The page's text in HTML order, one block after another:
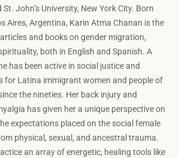
John’s University, New York City. Born
Aires, Argentina, Karin Atma Chanan is the
and books on gender migration,
both in English and Spanish. A
has been active in social justice and
for Latina immigrant women and people of
the nineties. Her back injury and
has given her a unique perspective on
expectations placed on the social female
physical, sexual, and ancestral trauma.
an array of energetic, healing tools like